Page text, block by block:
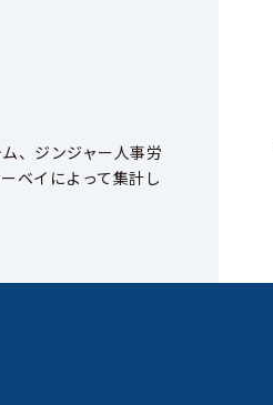
、ジンジャー人事労
ベイによって集計し